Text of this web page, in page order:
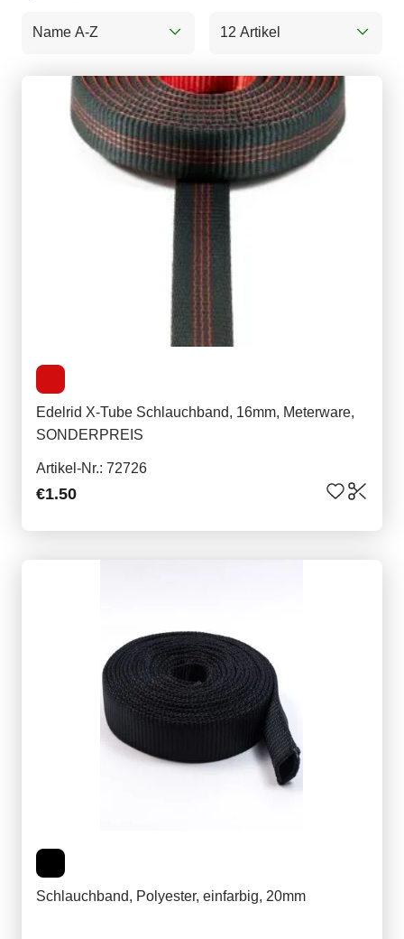
Name A-Z 12 Artikel
Edelrid X-Tube Schlauchband, 16mm, Meterware,
SONDERPREIS
Artikel-Nr.: 72726
€1.50
Schlauchband, Polyester, einfarbig, 20mm